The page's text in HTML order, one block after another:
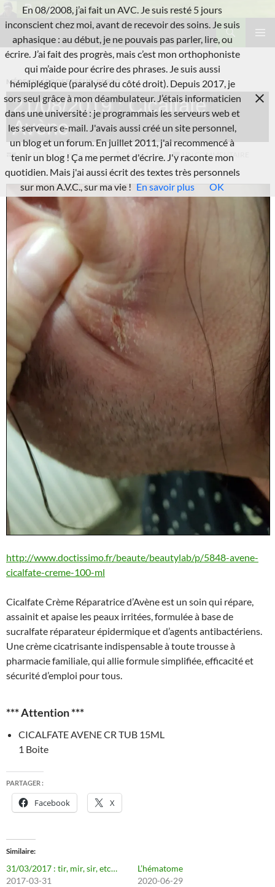
au
contenu
L'A.V.C.
Recherche
MÉDECIN / PROFESSEUR, PERSO
21/08/2019 : Cicalfate
Avène
GALERIE 2019-08-21 LAURENT B. UN COMMENTAIRE
http://www.doctissimo.fr/beaute/beautylab/p/5848-avene-
cicalfate-creme-100-ml
Cicalfate Crème Réparatrice d’Avène est un soin qui répare,
assainit et apaise les peaux irritées, formulée à base de
sucralfate réparateur épidermique et d’agents antibactériens.
Une crème cicatrisante indispensable à toute trousse à
pharmacie familiale, qui allie formule simplifiée, efficacité et
sécurité d’emploi pour tous.
*** Attention***
CICALFATE AVENE CR TUB 15ML
1 Boite
PARTAGER :
Facebook X
Similaire
31/03/2017 : tir, mir, sir, etc…
2017-03-31
L’hématome
2020-06-29
En 08/2008, j’ai fait un AVC. Je suis resté 5 jours
inconscient chez moi, avant de recevoir des soins. Je suis
aphasique : au début, je ne pouvais pas parler, lire, ou
écrire. J’ai fait des progrès, mais c’est mon orthophoniste
qui m’aide pour écrire des phrases. Je suis aussi
hémiplégique (paralysé du côté droit). Depuis 2017, je
sors seul grâce à mon déambulateur. J’étais informaticien
dans une université : je programmais les serveurs web et
les serveurs e-mail. J'avais aussi créé un site personnel,
un blog et un forum. En juillet 2011, j'ai recommencé à
tenir un blog ! Ça me permet d'écrire. J'y raconte mon
quotidien. Mais j'ai aussi écrit des textes très personnels
sur mon A.V.C., sur ma vie ! En savoir plus OK